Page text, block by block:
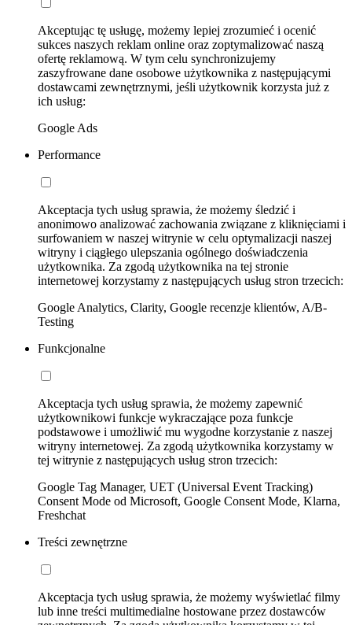
Akceptując tę usługę, możemy lepiej zrozumieć i ocenić
sukces naszych reklam online oraz zoptymalizować naszą
ofertę reklamową. W tym celu synchronizujemy
zaszyfrowane dane osobowe użytkownika z następującymi
dostawcami zewnętrznymi, jeśli użytkownik korzysta już z
ich usług:
Google Ads
Performance
Akceptacja tych usług sprawia, że możemy śledzić i
anonimowo analizować zachowania związane z kliknięciami i
surfowaniem w naszej witrynie w celu optymalizacji naszej
witryny i ciągłego ulepszania ogólnego doświadczenia
użytkownika. Za zgodą użytkownika na tej stronie
internetowej korzystamy z następujących usług stron trzecich:
Google Analytics, Clarity, Google recenzje klientów, A/B-
Testing
Funkcjonalne
Akceptacja tych usług sprawia, że możemy zapewnić
użytkownikowi funkcje wykraczające poza funkcje
podstawowe i umożliwić mu wygodne korzystanie z naszej
witryny internetowej. Za zgodą użytkownika korzystamy w
tej witrynie z następujących usług stron trzecich:
Google Tag Manager, UET (Universal Event Tracking)
Consent Mode od Microsoft, Google Consent Mode, Klarna,
Freshchat
Treści zewnętrzne
Akceptacja tych usług sprawia, że możemy wyświetlać filmy
lub inne treści multimedialne hostowane przez dostawców